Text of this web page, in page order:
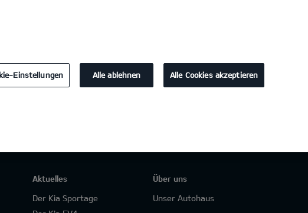
Aktuelles
Der Kia Sportage
Über uns
Unser Autohaus
Einstellungen Alle ablehnen Alle Cookies akzeptieren